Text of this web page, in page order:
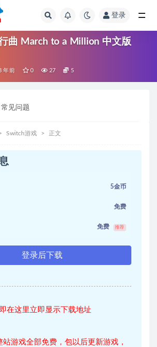
登录
March to a Million 中文版
年前 0 27 5
常见问题
Switch游戏 正文
5金币
免费
免费 推荐
登录后下载
在这里立即显示下载地址
站游戏全部免费，包以后更新游戏，